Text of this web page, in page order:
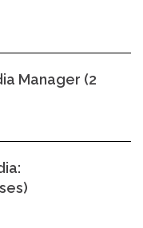
Manager (2